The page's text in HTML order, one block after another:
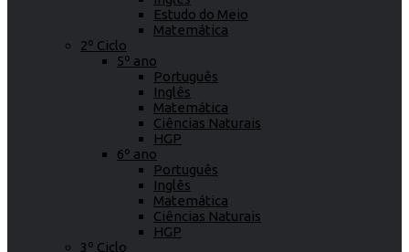
Estudo do Meio
Matemática
2º Ciclo
5º ano
Português
Inglês
Matemática
Ciências Naturais
HGP
6º ano
Português
Inglês
Matemática
Ciências Naturais
HGP
3º Ciclo